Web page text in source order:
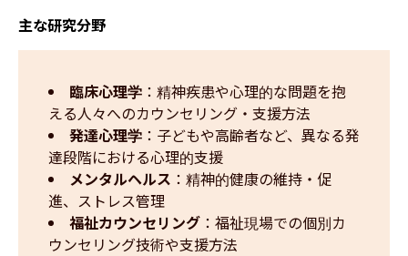
主な研究分野
臨床心理学 ：精神疾患や心理的な問題を抱
える人々へのカウンセリング・支援方法
発達心理学 ：子どもや高齢者など、異なる発
達段階における心理的支援
メンタルヘルス ：精神的健康の維持・促
進、ストレス管理
福祉カウンセリング ：福祉現場での個別カ
ウンセリング技術や支援方法